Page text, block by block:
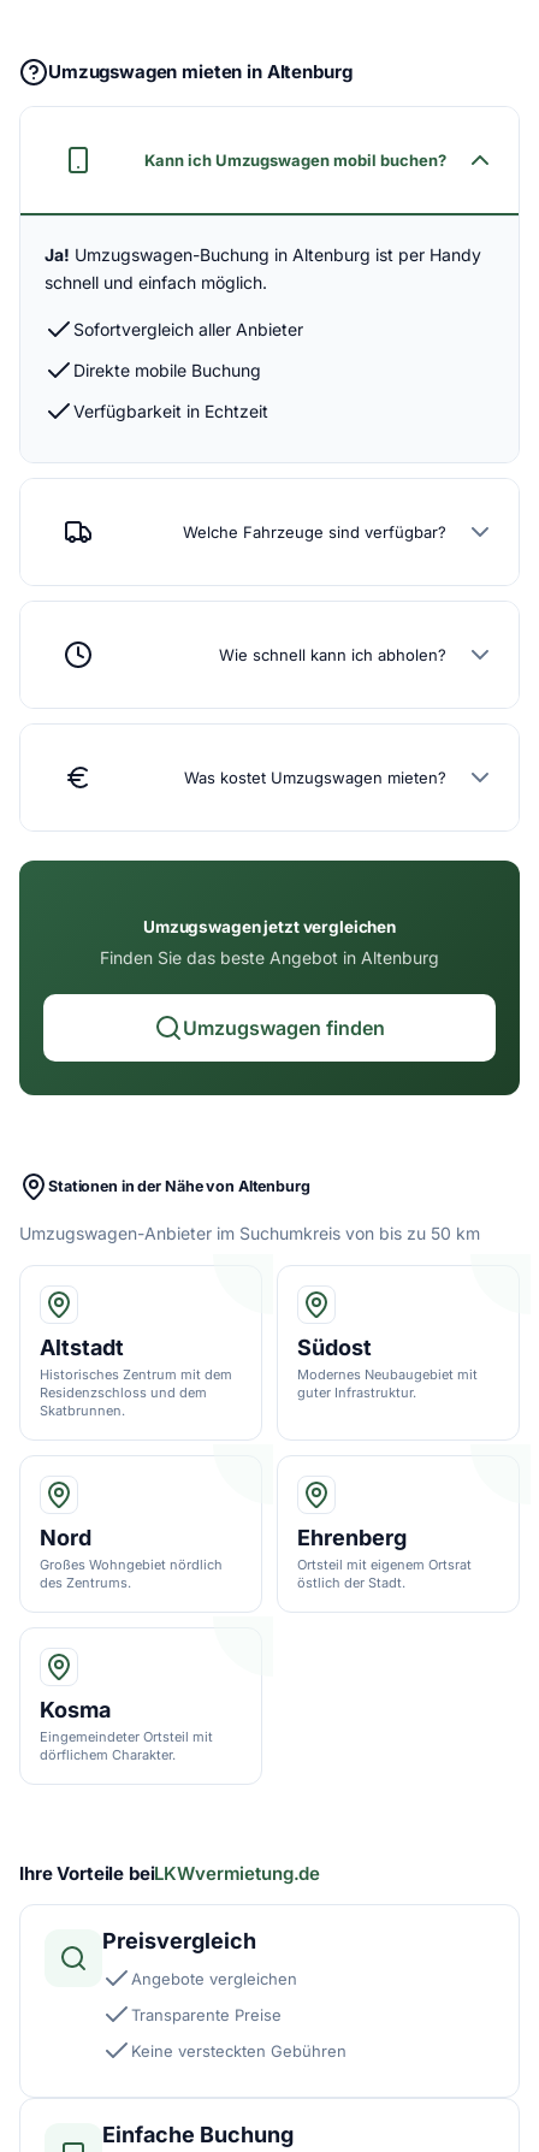
Umzugswagen mieten in Altenburg
Kann ich Umzugswagen mobil buchen?
Ja! Umzugswagen-Buchung in Altenburg ist per Handy
schnell und einfach möglich.
Sofortvergleich aller Anbieter
Direkte mobile Buchung
Verfügbarkeit in Echtzeit
Welche Fahrzeuge sind verfügbar?
Wie schnell kann ich abholen?
Was kostet Umzugswagen mieten?
Umzugswagen jetzt vergleichen
Finden Sie das beste Angebot in Altenburg
Umzugswagen finden
Stationen in der Nähe von Altenburg
Umzugswagen-Anbieter im Suchumkreis von bis zu 50 km
Altstadt
Historisches Zentrum mit dem
Residenzschloss und dem
Skatbrunnen.
Südost
Modernes Neubaugebiet mit
guter Infrastruktur.
Nord
Großes Wohngebiet nördlich
des Zentrums.
Ehrenberg
Ortsteil mit eigenem Ortsrat
östlich der Stadt.
Kosma
Eingemeindeter Ortsteil mit
dörflichem Charakter.
Ihre Vorteile beiLKWvermietung.de
Preisvergleich
Angebote vergleichen
Transparente Preise
Keine versteckten Gebühren
Einfache Buchung